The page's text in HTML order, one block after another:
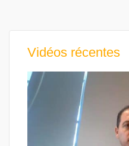
Vidéos récentes